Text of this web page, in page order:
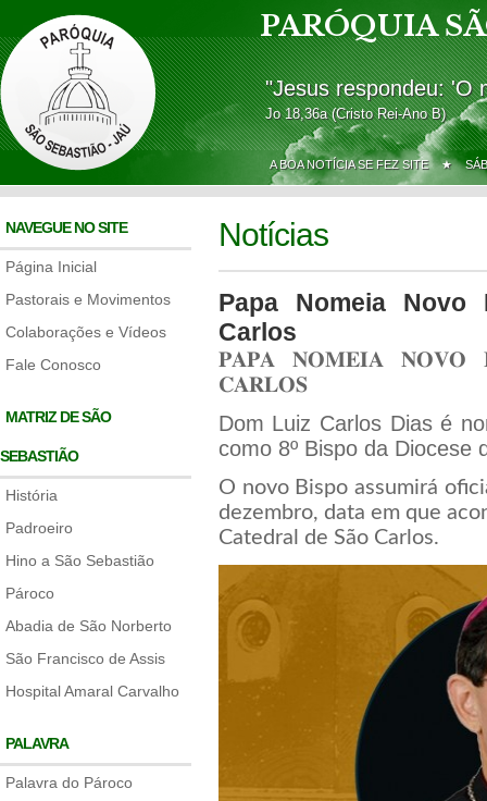
PARÓQUIA
"Jesus respondeu: 'O
Jo 18,36a (Cristo Rei-Ano B)
A BOA NOTÍCIA SE FEZ SITE ★
NAVEGUE NO SITE
Página Inicial
Pastorais e Movimentos
Colaborações e Vídeos
Fale Conosco
MATRIZ DE SÃO
SEBASTIÃO
História
Padroeiro
Hino a São Sebastião
Pároco
Abadia de São Norberto
São Francisco de Assis
Hospital Amaral Carvalho
PALAVRA
Palavra do Pároco
Notícias
Papa Nomeia
Carlos
𝐏𝐀𝐏𝐀 𝐍𝐎𝐌𝐄𝐈𝐀 𝐍𝐎𝐕𝐎
𝐂𝐀𝐑𝐋𝐎𝐒
Dom Luiz Carlos Dias é
como 8º Bispo da Diocese
O novo Bispo assumirá
dezembro, data em que
Catedral de São Carlos.